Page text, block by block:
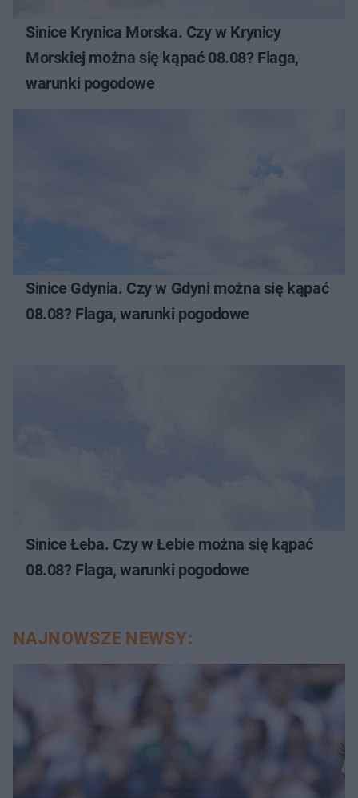
Sinice Krynica Morska. Czy w Krynicy
Morskiej można się kąpać 08.08? Flaga,
warunki pogodowe
Sinice Gdynia. Czy w Gdyni można się kąpać
08.08? Flaga, warunki pogodowe
Sinice Łeba. Czy w Łebie można się kąpać
08.08? Flaga, warunki pogodowe
NAJNOWSZE NEWSY: